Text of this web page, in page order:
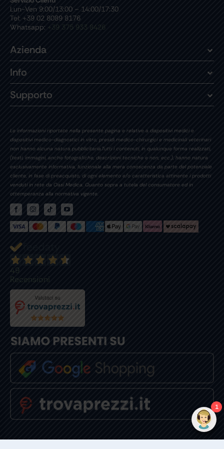
Lun-Ven 9:00/13:00 – 14:00/17:30
Tel: +39 02 8089 8176
Whatsapp: +39 375 933 8426
Azienda
Info
Supporto
Le informazioni riportate nella presente pagina e relative a dispositivi medici e
dispositivi medico-diagnostici in vitro, presidi medico-chirurgici e medicinali veterinari
non hanno alcuna natura pubblicitaria.Tutti i contenuti, in qualunque forma realizzati,
(testi, immagini, anche fotografiche, descrizioni tecniche e non, ecc.), hanno natura
esclusivamente informativa, funzionale alla mera conoscenza da parte del potenziale
cliente, in fase di preacquisto, di ogni elemento e/o caratteristica attinente i prodotti
venduti in rete da Oasi Medica. Quanto sopra a tutela del consumatore ed in
ottemperanza alla normativa vigente.
49
Recensioni
1